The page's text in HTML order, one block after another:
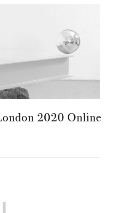
2020 Online